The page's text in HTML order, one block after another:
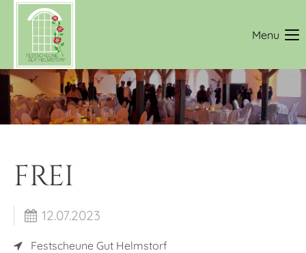
Login
Benutzername
Passwort
Menu
FREI
12.07.2023
Festscheune Gut Helmstorf